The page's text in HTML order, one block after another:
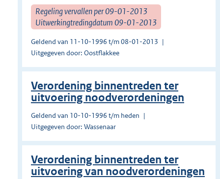
Regeling vervallen per 09-01-2013
Uitwerkingtredingdatum 09-01-2013
Geldend van 11-10-1996 t/m 08-01-2013
Uitgegeven door: Oostflakkee
Verordening binnentreden ter
uitvoering noodverordeningen
Geldend van 10-10-1996 t/m heden
Uitgegeven door: Wassenaar
Verordening binnentreden ter
uitvoering van noodverordeningen